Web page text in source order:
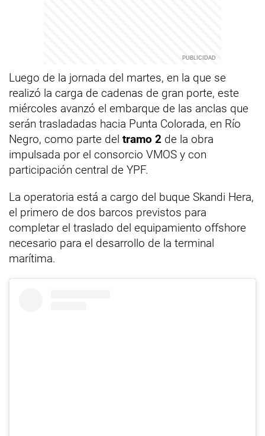
Luego de la jornada del martes, en la que se
realizó la carga de cadenas de gran porte, este
miércoles avanzó el embarque de las anclas que
serán trasladadas hacia Punta Colorada, en Río
Negro, como parte del tramo 2 de la obra
impulsada por el consorcio VMOS y con
participación central de YPF.
La operatoria está a cargo del buque Skandi Hera,
el primero de dos barcos previstos para
completar el traslado del equipamiento offshore
necesario para el desarrollo de la terminal
marítima.